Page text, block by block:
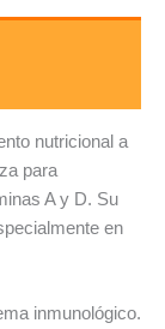
nutricional a
para
A y D. Su
en
inmunológico.